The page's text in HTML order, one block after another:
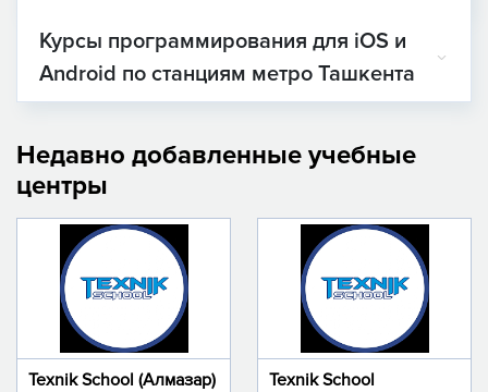
Курсы программирования для iOS и
Android по станциям метро Ташкента
Недавно добавленные учебные
центры
Texnik School (Алмазар)
Texnik School